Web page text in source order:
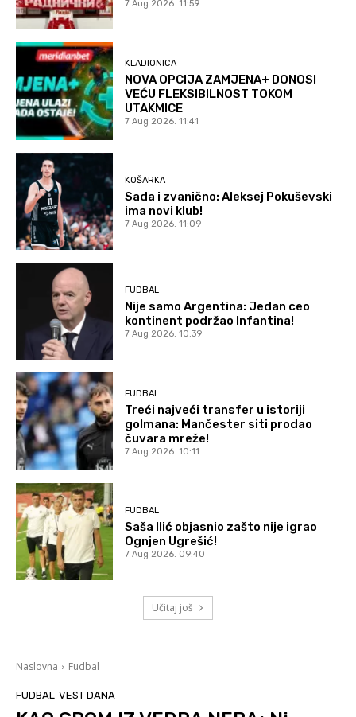
7 Aug 2026. 11:59
KLADIONICA
NOVA OPCIJA ZAMJENA+ DONOSI
VEĆU FLEKSIBILNOST TOKOM
UTAKMICE
7 Aug 2026. 11:41
KOŠARKA
Sada i zvanično: Aleksej Pokuševski
ima novi klub!
7 Aug 2026. 11:09
FUDBAL
Nije samo Argentina: Jedan ceo
kontinent podržao Infantina!
7 Aug 2026. 10:39
FUDBAL
Treći najveći transfer u istoriji
golmana: Mančester siti prodao
čuvara mreže!
7 Aug 2026. 10:11
FUDBAL
Saša Ilić objasnio zašto nije igrao
Ognjen Ugrešić!
7 Aug 2026. 09:40
Učitaj još